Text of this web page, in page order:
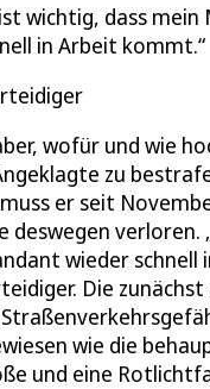
wichtig, dass
in Arbeit kommt.
wofür und wie
zu
er seit
deswegen verloren.
wieder schnell
Die
wie die
und eine